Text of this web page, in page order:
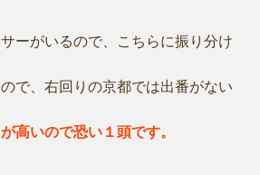
ーがいるので、こちらに振り分け
で、右回りの京都では出番がない
高いので恐い１頭です。